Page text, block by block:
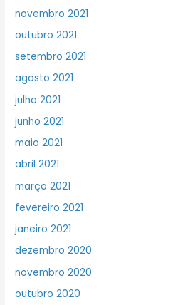
novembro 2021
outubro 2021
setembro 2021
agosto 2021
julho 2021
junho 2021
maio 2021
abril 2021
março 2021
fevereiro 2021
janeiro 2021
dezembro 2020
novembro 2020
outubro 2020